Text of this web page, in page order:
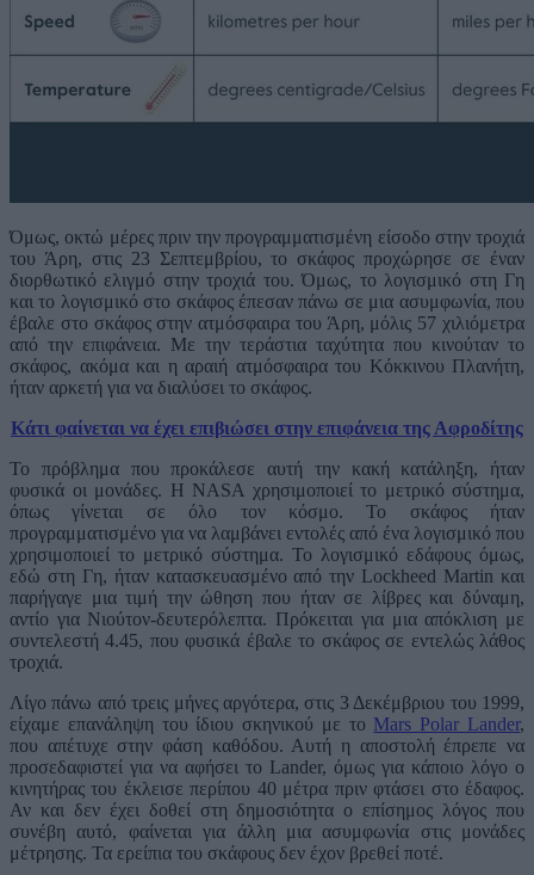
Όμως, οκτώ μέρες πριν την προγραμματισμένη είσοδο στην τροχιά
του Άρη, στις 23 Σεπτεμβρίου, το σκάφος προχώρησε σε έναν
διορθωτικό ελιγμό στην τροχιά του. Όμως, το λογισμικό στη Γη
και το λογισμικό στο σκάφος έπεσαν πάνω σε μια ασυμφωνία, που
έβαλε στο σκάφος στην ατμόσφαιρα του Άρη, μόλις 57 χιλιόμετρα
από την επιφάνεια. Με την τεράστια ταχύτητα που κινούταν το
σκάφος, ακόμα και η αραιή ατμόσφαιρα του Κόκκινου Πλανήτη,
ήταν αρκετή για να διαλύσει το σκάφος.
Κάτι φαίνεται να έχει επιβιώσει στην επιφάνεια της Αφροδίτης
Το πρόβλημα που προκάλεσε αυτή την κακή κατάληξη, ήταν
φυσικά οι μονάδες. Η NASA χρησιμοποιεί το μετρικό σύστημα,
όπως γίνεται σε όλο τον κόσμο. Το σκάφος ήταν
προγραμματισμένο για να λαμβάνει εντολές από ένα λογισμικό που
χρησιμοποιεί το μετρικό σύστημα. Το λογισμικό εδάφους όμως,
εδώ στη Γη, ήταν κατασκευασμένο από την Lockheed Martin και
παρήγαγε μια τιμή την ώθηση που ήταν σε λίβρες και δύναμη,
αντίο για Νιούτον-δευτερόλεπτα. Πρόκειται για μια απόκλιση με
συντελεστή 4.45, που φυσικά έβαλε το σκάφος σε εντελώς λάθος
τροχιά.
Λίγο πάνω από τρεις μήνες αργότερα, στις 3 Δεκέμβριου του 1999,
είχαμε επανάληψη του ίδιου σκηνικού με το Mars Polar Lander,
που απέτυχε στην φάση καθόδου. Αυτή η αποστολή έπρεπε να
προσεδαφιστεί για να αφήσει το Lander, όμως για κάποιο λόγο ο
κινητήρας του έκλεισε περίπου 40 μέτρα πριν φτάσει στο έδαφος.
Αν και δεν έχει δοθεί στη δημοσιότητα ο επίσημος λόγος που
συνέβη αυτό, φαίνεται για άλλη μια ασυμφωνία στις μονάδες
μέτρησης. Τα ερείπια του σκάφους δεν έχον βρεθεί ποτέ.